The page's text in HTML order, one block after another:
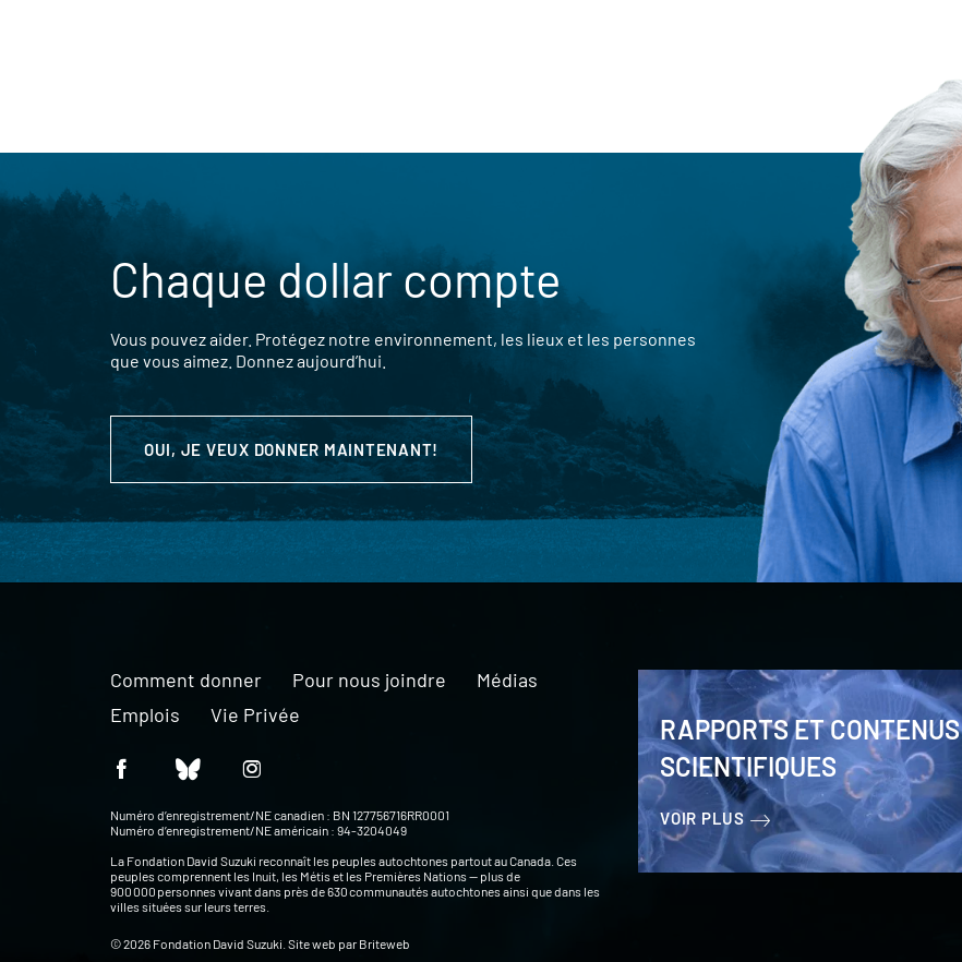
Chaque dollar compte
Vous pouvez aider. Protégez notre environnement, les lieux et les personnes
que vous aimez. Donnez aujourd’hui.
OUI, JE VEUX DONNER MAINTENANT!
RAPPORTS ET CONTENUS
SCIENTIFIQUES
VOIR PLUS
Comment donner Pour nous joindre
Médias
Emplois
Vie Privée
Numéro d’enregistrement/NE canadien : BN 127756716RR0001
Numéro d’enregistrement/NE américain : 94-3204049
La Fondation David Suzuki reconnaît les peuples autochtones partout au Canada. Ces
peuples comprennent les Inuit, les Métis et les Premières Nations — plus de
900 000 personnes vivant dans près de 630 communautés autochtones ainsi que dans les
villes situées sur leurs terres.
© 2026 Fondation David Suzuki. Site web par Briteweb